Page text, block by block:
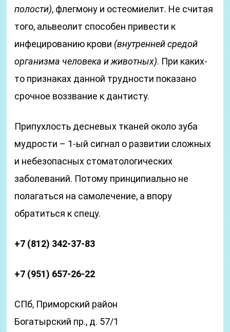
полости), флегмону и остеомиелит. Не считая
того, альвеолит способен привести к
инфецированию крови (внутренней средой
организма человека и животных). При каких-
то признаках данной трудности показано
срочное воззвание к дантисту.
Припухлость десневых тканей около зуба
мудрости – 1-ый сигнал о развитии сложных
и небезопасных стоматологических
заболеваний. Потому принципиально не
полагаться на самолечение, а впору
обратиться к спецу.
+7 (812) 342-37-83
+7 (951) 657-26-22
СПб, Приморский район
Богатырский пр., д. 57/1